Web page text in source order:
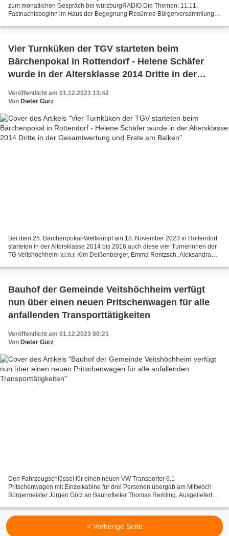
zum monatlichen Gespräch bei würzburgRADIO Die Themen: 11.11.
Fastnachtsbeginn im Haus der Begegnung Resümee Bürgerversammlung
Vier Turnküken der TGV starteten beim
Bärchenpokal in Rottendorf - Helene Schäfer
wurde in der Altersklasse 2014 Dritte in der
Veröffentlicht am 01.12.2023 13:42
Von Dieter Gürz
Bei dem 25. Bärchenpokal-Wettkampf am 18. November 2023 in Rottendorf
starteten in der Altersklasse 2014 bis 2016 auch diese vier Turnerinnen der
TG Veitshöchheim v.l.n.r. Kim Deißenberger, Emma Rentzsch, Aleksandra
Bauhof der Gemeinde Veitshöchheim verfügt
nun über einen neuen Pritschenwagen für alle
anfallenden Transporttätigkeiten
Veröffentlicht am 01.12.2023 00:21
Von Dieter Gürz
Den Fahrzeugschlüssel für einen neuen VW Transporter 6.1
Pritschenwagen mit Einzelkabine für drei Personen übergab am Mittwoch
Bürgermeister Jürgen Götz an Bauhofleiter Thomas Remling. Ausgeliefert
< Vorherige Seite